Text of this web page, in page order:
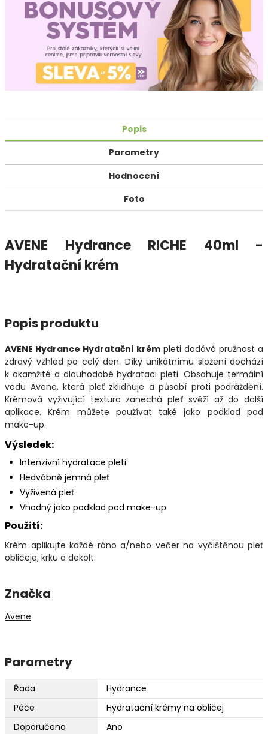
Popis
Parametry
Hodnocení
Foto
AVENE Hydrance RICHE 40ml -
Hydratační krém
Popis produktu
AVENE Hydrance Hydratační krém pleti dodává pružnost a
zdravý vzhled po celý den. Díky unikátnímu složení dochází
k okamžité a dlouhodobé hydrataci pleti. Obsahuje termální
vodu Avene, která pleť zklidňuje a působí proti podráždění.
Krémová vyživující textura zanechá pleť svěží až do další
aplikace. Krém můžete používat také jako podklad pod
make-up.
Výsledek:
Intenzivní hydratace pleti
Hedvábně jemná pleť
Vyživená pleť
Vhodný jako podklad pod make-up
Použití:
Krém aplikujte každé ráno a/nebo večer na vyčištěnou pleť
obličeje, krku a dekolt.
Značka
Avene
Parametry
Řada
Hydrance
Péče
Hydratační krémy na obličej
Doporučeno
Ano